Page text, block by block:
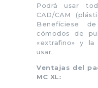
Podrá usar
CAD/CAM
Benefíciese
cómodos de
«extrafino» y
usar.
Ventajas del
MC XL: